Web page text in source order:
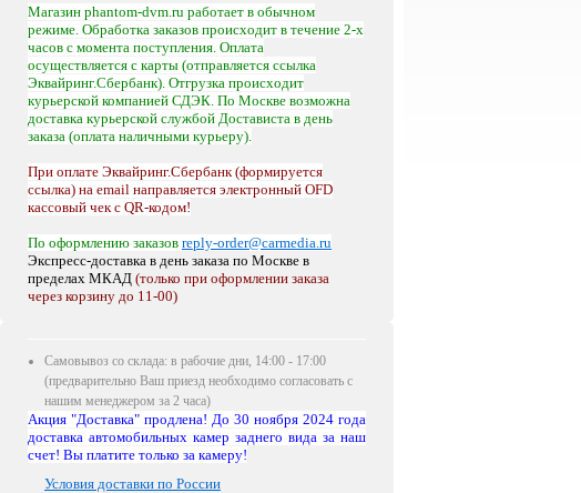
Магазин phantom-dvm.ru работает в обычном
режиме. Обработка заказов происходит в течение 2-х
часов с момента поступления. Оплата
осуществляется с карты (отправляется ссылка
Эквайринг.Сбербанк). Отгрузка происходит
курьерской компанией СДЭК. По Москве возможна
доставка курьерской службой Достависта в день
заказа (оплата наличными курьеру).
При оплате Эквайринг.Сбербанк (формируется
ссылка) на email направляется электронный OFD
кассовый чек с QR-кодом!
По оформлению заказов reply-order@carmedia.ru
Экспресс-доставка в день заказа по Москве в
пределах МКАД (только при оформлении заказа
через корзину до 11-00)
Самовывоз со склада: в рабочие дни, 14:00 - 17:00
(предварительно Ваш приезд необходимо согласовать с
нашим менеджером за 2 часа)
Акция "Доставка" продлена! До 30 ноября 2024 года
доставка автомобильных камер заднего вида за наш
счет! Вы платите только за камеру!
Условия доставки по России